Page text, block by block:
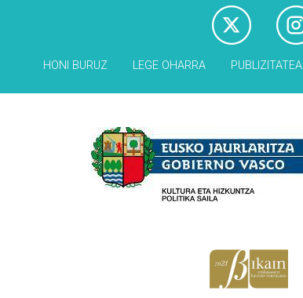
HONI BURUZ LEGE OHARRA PUBLIZITATEA